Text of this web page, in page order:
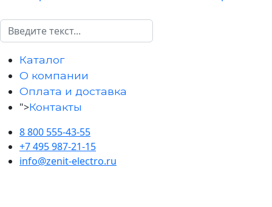
Поиск
Каталог
О компании
Оплата и доставка
">Контакты
8 800 555-43-55
+7 495 987-21-15
info@zenit-electro.ru